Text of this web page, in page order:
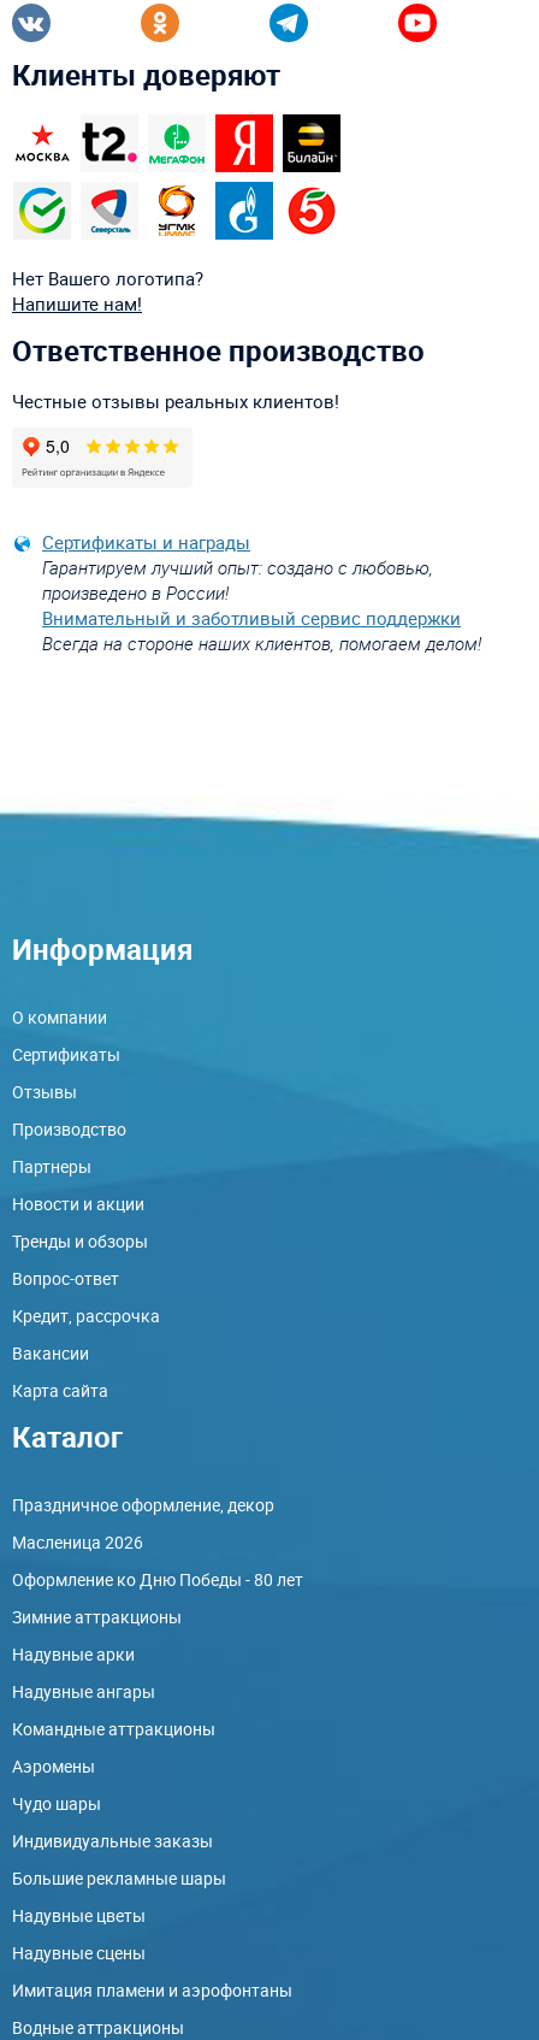
Клиенты доверяют
Нет Вашего логотипа?
Напишите нам!
Ответственное производство
Честные отзывы реальных клиентов!
Сертификаты и награды
Гарантируем лучший опыт: создано с любовью,
произведено в России!
Внимательный и заботливый сервис поддержки
Всегда на стороне наших клиентов, помогаем делом!
Информация
О компании
Сертификаты
Отзывы
Производство
Партнеры
Новости и акции
Тренды и обзоры
Вопрос-ответ
Кредит, рассрочка
Вакансии
Карта сайта
Каталог
Праздничное оформление, декор
Масленица 2026
Оформление ко Дню Победы - 80 лет
Зимние аттракционы
Надувные арки
Надувные ангары
Командные аттракционы
Аэромены
Чудо шары
Индивидуальные заказы
Большие рекламные шары
Надувные цветы
Надувные сцены
Имитация пламени и аэрофонтаны
Водные аттракционы